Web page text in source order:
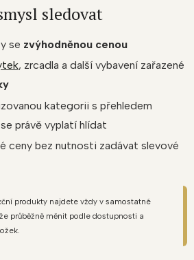
sledovat
se zvýhodněnou cenou
, zrcadla a další vybavení zařazené
kategorii s přehledem
právě vyplatí hlídat
ceny bez nutnosti zadávat slevové
produkty najdete vždy v samostatné
průběžně měnit podle dostupnosti a